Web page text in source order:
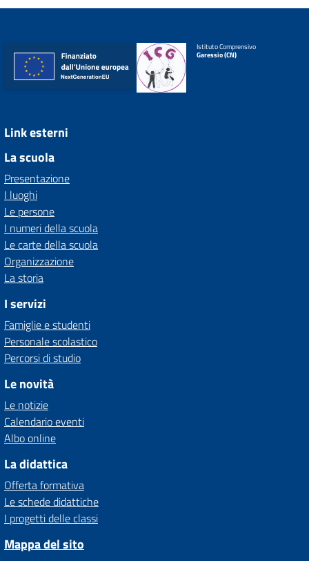
Istituto Comprensivo
Garessio (CN)
Link esterni
La scuola
Presentazione
I luoghi
Le persone
I numeri della scuola
Le carte della scuola
Organizzazione
La storia
I servizi
Famiglie e studenti
Personale scolastico
Percorsi di studio
Le novità
Le notizie
Calendario eventi
Albo online
La didattica
Offerta formativa
Le schede didattiche
I progetti delle classi
Mappa del sito